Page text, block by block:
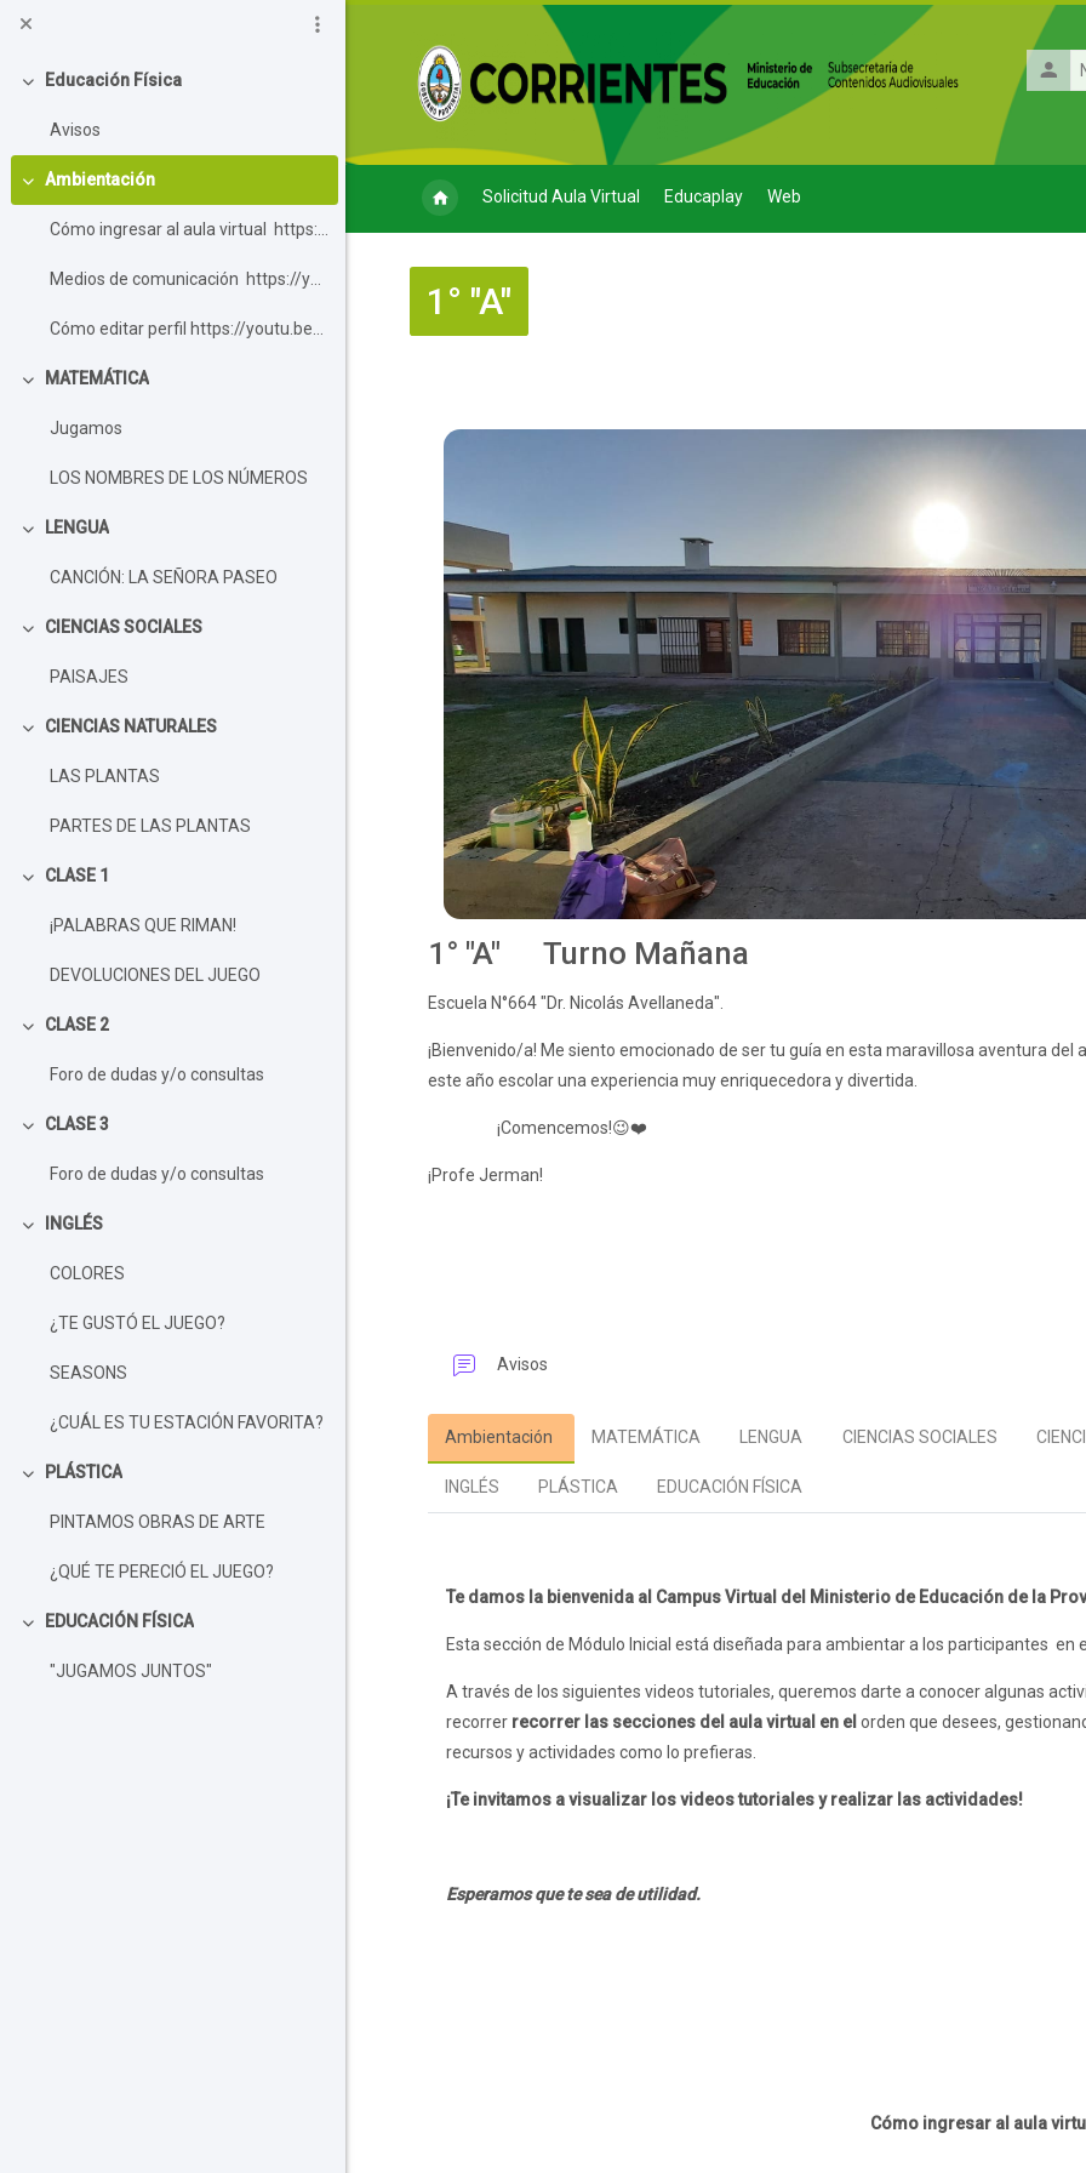
Educación Física
Avisos
Ambientación
Medios de comunicación https://youtu.be...
MATEMÁTICA
Jugamos
LOS NOMBRES DE LOS NÚMEROS
LENGUA
CANCIÓN: LA SEÑORA PASEO
CIENCIAS SOCIALES
PAISAJES
CIENCIAS NATURALES
LAS PLANTAS
PARTES DE LAS PLANTAS
CLASE 1
¡PALABRAS QUE RIMAN!
DEVOLUCIONES DEL JUEGO
CLASE 2
Foro de dudas y/o consultas
CLASE 3
Foro de dudas y/o consultas
INGLÉS
COLORES
¿TE GUSTÓ EL JUEGO?
SEASONS
¿CUÁL ES TU ESTACIÓN FAVORITA?
PLÁSTICA
PINTAMOS OBRAS DE ARTE
¿QUÉ TE PERECIÓ EL JUEGO?
EDUCACIÓN FÍSICA
"JUGAMOS JUNTOS"
de
Solicitud Aula Virtual Educaplay Web
1° "A"
Perfilado de sección
1° "A" Turno Mañana
Escuela N°664 "Dr. Nicolás Avellaneda".
¡Bienvenido/a! Me siento emocionado de ser tu guía en esta maravillosa aventura
este año escolar una experiencia muy enriquecedora y divertida.
¡Comencemos!😉❤️
¡Profe Jerman!
Avisos
Ambientación MATEMÁTICA LENGUA CIENCIAS SOCIALES
INGLÉS PLÁSTICA EDUCACIÓN FÍSICA
Te damos la bienvenida al Campus Virtual del Ministerio de Educación de la
Esta sección de Módulo Inicial está diseñada para ambientar a los participantes en
A través de los siguientes videos tutoriales, queremos darte a conocer algunas
recorrer recorrer las secciones del aula virtual en el orden que desees,
recursos y actividades como lo prefieras.
¡Te invitamos a visualizar los videos tutoriales y realizar las actividades!
Esperamos que te sea de utilidad.
Cómo ingresar al aula